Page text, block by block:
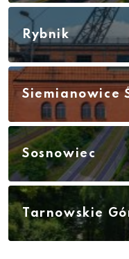
Rybnik
Siemianowice
Sosnowiec
Tarnowskie